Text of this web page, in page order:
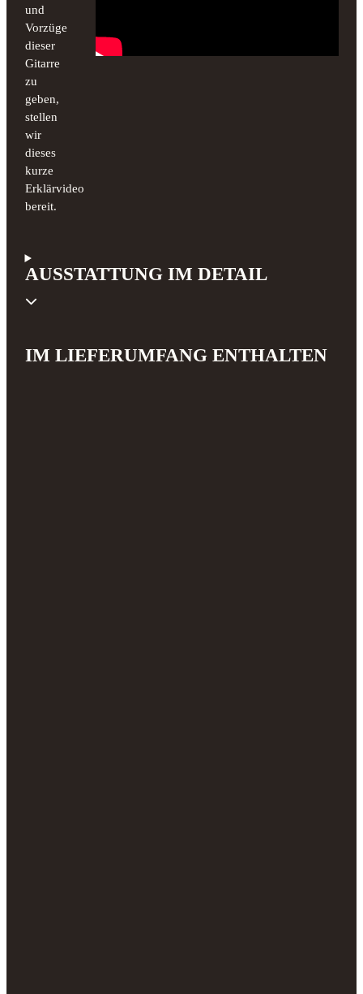
und
Vorzüge
dieser
Gitarre
zu
geben,
stellen
wir
dieses
kurze
Erklärvideo
bereit.
AUSSTATTUNG IM DETAIL
IM LIEFERUMFANG ENTHALTEN